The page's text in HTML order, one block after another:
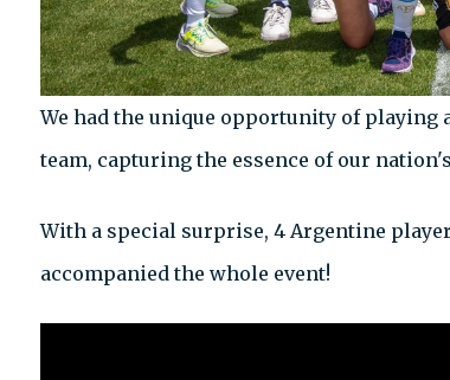
We had the unique opportunity of playing
team, capturing the essence of our
With a special surprise, 4 Argentine
accompanied the whole event!